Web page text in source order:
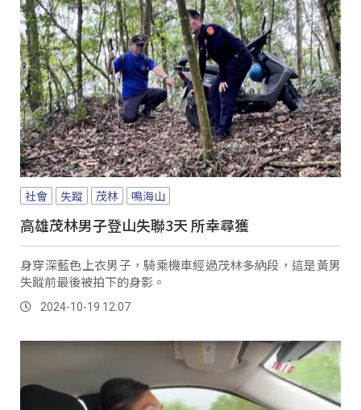
社會 失蹤 茂林 鳴海山
高雄茂林男子登山失聯3天 所幸尋獲
身穿深藍色上衣男子，騎乘機車經過茂林多納段，這是黃男
失蹤前最後被拍下的身影。
2024-10-19 12:07